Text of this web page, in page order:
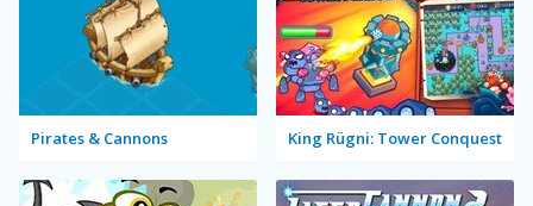
Pirates & Cannons King Rügni: Tower Conquest